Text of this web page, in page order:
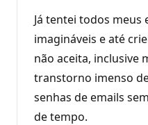
Já tentei todos meus
imagináveis e até
não aceita, inclusive
transtorno imenso
senhas de emails
de tempo.